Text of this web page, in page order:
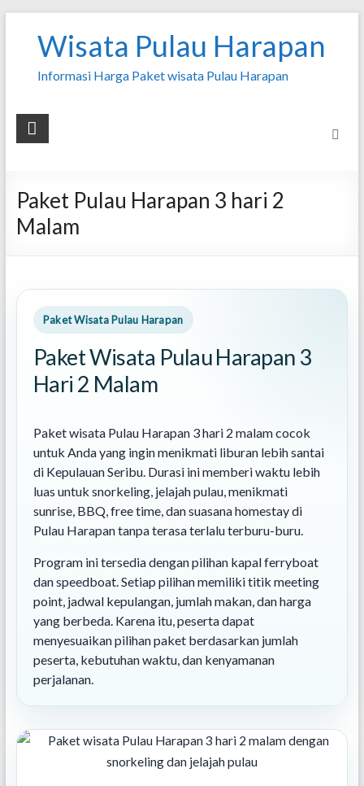
Wisata Pulau Harapan
Informasi Harga Paket wisata Pulau Harapan
Paket Pulau Harapan 3 hari 2
Malam
Paket Wisata Pulau Harapan
Paket Wisata Pulau Harapan 3
Hari 2 Malam
Paket wisata Pulau Harapan 3 hari 2 malam cocok
untuk Anda yang ingin menikmati liburan lebih santai
di Kepulauan Seribu. Durasi ini memberi waktu lebih
luas untuk snorkeling, jelajah pulau, menikmati
sunrise, BBQ, free time, dan suasana homestay di
Pulau Harapan tanpa terasa terlalu terburu-buru.
Program ini tersedia dengan pilihan kapal ferryboat
dan speedboat. Setiap pilihan memiliki titik meeting
point, jadwal kepulangan, jumlah makan, dan harga
yang berbeda. Karena itu, peserta dapat
menyesuaikan pilihan paket berdasarkan jumlah
peserta, kebutuhan waktu, dan kenyamanan
perjalanan.